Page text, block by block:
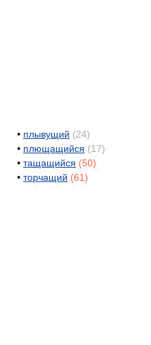
• плывущий (24)
• плющащийся (17)
• тащащийся (50)
• торчащий (61)